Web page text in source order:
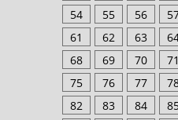
54
55 56
61
62 63
68
69 70 71
75
76 77
82
83 84